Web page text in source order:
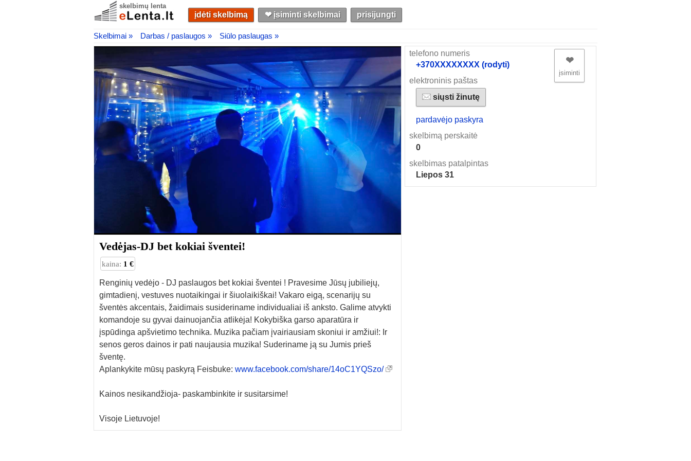
skelbimų lenta
įdėti skelbimą ❤︎ įsiminti skelbimai prisijungti
Skelbimai » Darbas / paslaugos » Siūlo paslaugas »
Vedėjas-DJ bet kokiai šventei!
kaina: 1 €
Renginių vedėjo - DJ paslaugos bet kokiai šventei ! Pravesime Jūsų jubiliejų,
gimtadienį, vestuves nuotaikingai ir šiuolaikiškai! Vakaro eigą, scenarijų su
šventės akcentais, žaidimais susideriname individualiai iš anksto. Galime atvykti
komandoje su gyvai dainuojančia atlikėja! Kokybiška garso aparatūra ir
įspūdinga apšvietimo technika. Muzika pačiam įvairiausiam skoniui ir amžiui!: Ir
senos geros dainos ir pati naujausia muzika! Suderiname ją su Jumis prieš
šventę.
Aplankykite mūsų paskyrą Feisbuke: www.facebook.com/share/14oC1YQSzo/
Kainos nesikandžioja- paskambinkite ir susitarsime!
Visoje Lietuvoje!
telefono numeris
+370XXXXXXXX (rodyti)
elektroninis paštas
siųsti žinutę
pardavėjo paskyra
skelbimą perskaitė
0
skelbimas patalpintas
Liepos 31
❤︎
įsiminti